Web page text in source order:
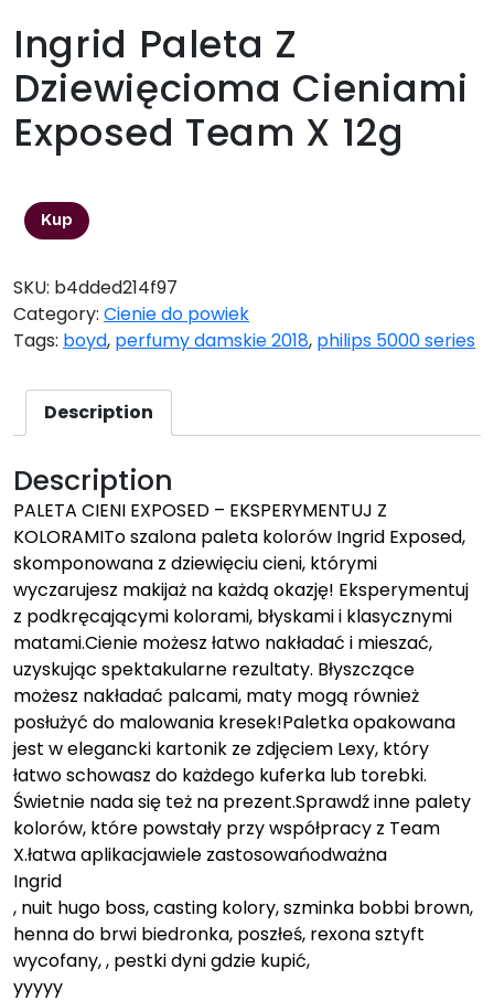
Ingrid Paleta Z
Dziewięcioma Cieniami
Exposed Team X 12g
Kup
SKU: b4dded214f97
Category: Cienie do powiek
Tags: boyd, perfumy damskie 2018, philips 5000 series
Description
Description
PALETA CIENI EXPOSED – EKSPERYMENTUJ Z
KOLORAMITo szalona paleta kolorów Ingrid Exposed,
skomponowana z dziewięciu cieni, którymi
wyczarujesz makijaż na każdą okazję! Eksperymentuj
z podkręcającymi kolorami, błyskami i klasycznymi
matami.Cienie możesz łatwo nakładać i mieszać,
uzyskując spektakularne rezultaty. Błyszczące
możesz nakładać palcami, maty mogą również
posłużyć do malowania kresek!Paletka opakowana
jest w elegancki kartonik ze zdjęciem Lexy, który
łatwo schowasz do każdego kuferka lub torebki.
Świetnie nada się też na prezent.Sprawdź inne palety
kolorów, które powstały przy współpracy z Team
X.łatwa aplikacjawiele zastosowańodważna
Ingrid
, nuit hugo boss, casting kolory, szminka bobbi brown,
henna do brwi biedronka, poszłeś, rexona sztyft
wycofany, , pestki dyni gdzie kupić,
yyyyy